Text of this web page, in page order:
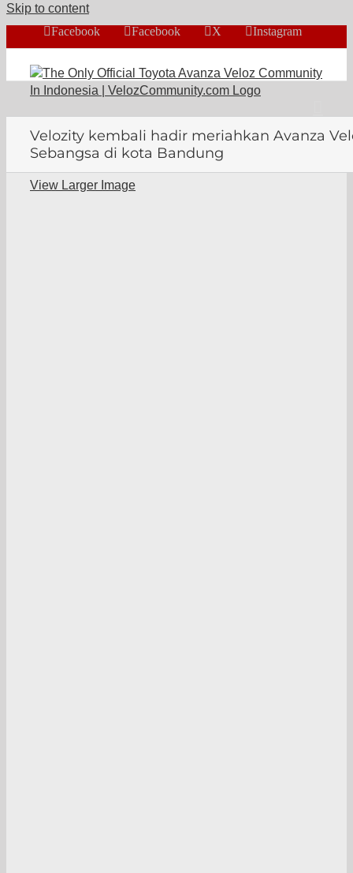
Skip to content
Facebook
Facebook X Instagram
Velozity kembali hadir meriahkan Avanza
Sebangsa di kota Bandung
View Larger Image